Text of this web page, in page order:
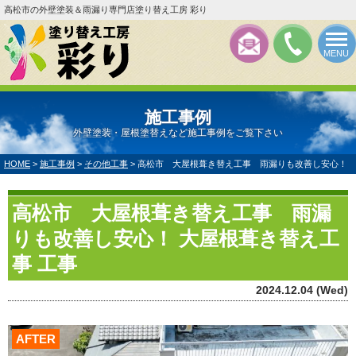
MENU
高松市の外壁塗装＆雨漏り専門店塗り替え工房 彩り
施工事例
外壁塗装・屋根塗替えなど施工事例をご覧下さい
HOME > 施工事例 > その他工事 > 高松市 大屋根葺き替え工事 雨漏りも改善し安心！
高松市 大屋根葺き替え工事 雨漏
りも改善し安心！ 大屋根葺き替え工
事 工事
2024.12.04 (Wed)
AFTER